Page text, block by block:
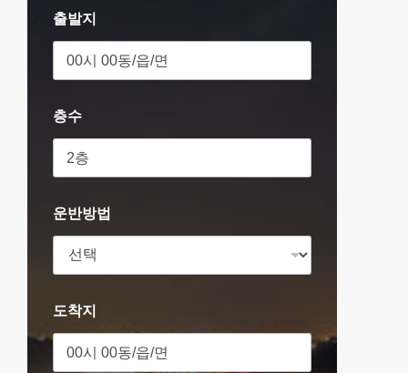
출발지
층수
운반방법
도착지